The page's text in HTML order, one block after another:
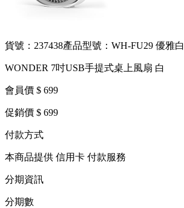
貨號：237438產品型號：WH-FU29 優雅白
WONDER 7吋USB手提式桌上風扇 白
會員價 $ 699
促銷價 $ 699
付款方式
本商品提供 信用卡 付款服務
分期資訊
分期數